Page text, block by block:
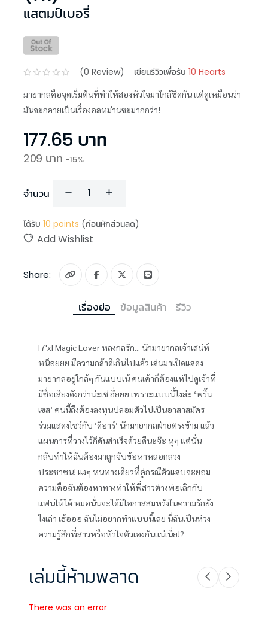
แสตมป์เบอรี่
(0 Review) เขียนรีวิวเพื่อรับ 10 Hearts
มายากลคือจุดเริ่มต้นที่ทำให้สองหัวใจมาใกล้ชิดกัน แต่ดูเหมือนว่า
มันจะกลายเป็นเรื่องอลหม่านซะมากกว่า!
177.65 บาท
209บาท -15%
จำนวน
ได้รับ 10 points (ก่อนหักส่วนลด)
Add Wishlist
Share:
เรื่องย่อ ข้อมูลสินค้า รีวิว
[7'x] Magic Lover หลงกลรัก... นักมายากลเจ้าเสน่ห์
หน็อยยย มีความกล้าดีเกินไปแล้ว เล่นมาเปิดแสดง
มายากลอยู่ใกล้ๆ กันแบบเน้ คนเค้าก็ต้องแห่ไปดูเจ้าที่
มีชื่อเสียงดังกว่าน่ะเซ่ ฮึ่ยยย เพราะแบบนี้ไงล่ะ ‘พริ๊น
เซส’ คนนี้ถึงต้องลงทุนปลอมตัวไปเป็นอาสาสมัคร
ร่วมแสดงโชว์กับ ‘ดีอาร์’ นักมายากลฝ่ายตรงข้าม แล้ว
แผนการที่วางไว้ก็ดันสำเร็จด้วยดีนะจ๊ะ หุๆ แต่นั่น
กลับทำให้ฉันต้องมาถูกจับข้อหาหลอกลวง
ประชาชน! แงๆ หนทางเดียวที่คู่กรณีตัวแสบจะยอม
ความคือฉันต้องหาทางทำให้พี่สาวต่างพ่อเลิกกับ
แฟนให้ได้ หมอนั่นจะได้มีโอกาสสมหวังในความรักยัง
ไงเล่า เฮ้อออ ฉันไม่อยากทำแบบนี้เลย นี่ฉันเป็นห่วง
ความรู้สึกพี่สาวหรือหัวใจตัวเองกันแน่เนี่ย!?
เล่มนี้ห้ามพลาด
There was an error